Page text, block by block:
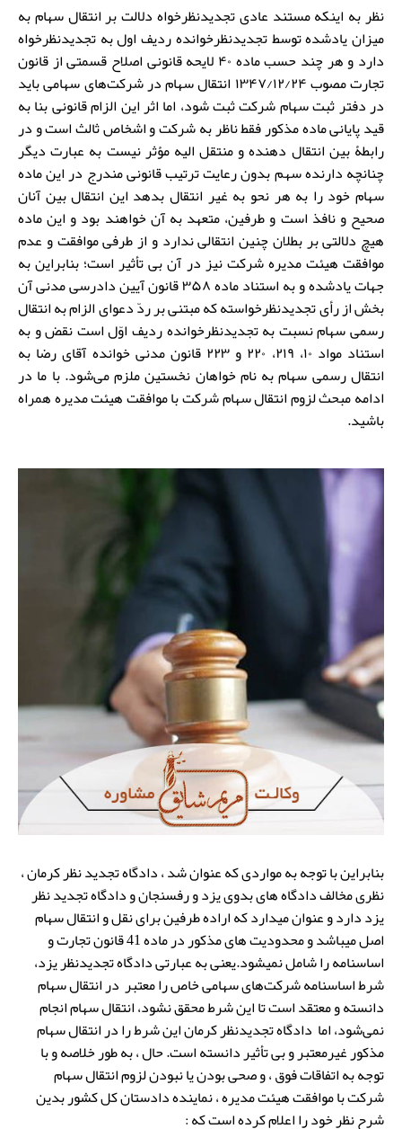
نظر به اینکه مستند عادی تجدیدنظرخواه دلالت بر انتقال سهام به
میزان یادشده توسط تجدیدنظرخوانده ردیف اول به تجدیدنظرخواه
دارد و هر چند حسب ماده ۴۰ لایحه قانونی اصلاح قسمتی از قانون
تجارت مصوب ۱۳۴۷/۱۲/۲۴ انتقال سهام در شرکت‌های سهامی باید
در دفتر ثبت سهام شرکت ثبت شود، اما اثر این الزام قانونی بنا به
قید پایانی ماده مذکور فقط ناظر به شرکت و اشخاص ثالث است و در
رابطۀ بین انتقال دهنده و منتقل الیه مؤثر نیست به عبارت دیگر
چنانچه دارنده سهم بدون رعایت ترتیب قانونی مندرج در این ماده
سهام خود را به هر نحو به غیر انتقال بدهد این انتقال بین آنان
صحیح و نافذ است و طرفین، متعهد به آن خواهند بود و این ماده
هیچ دلالتی بر بطلان چنین انتقالی ندارد و از طرفی موافقت و عدم
موافقت هیئت مدیره شرکت نیز در آن بی تأثیر است؛ بنابراین به
جهات یادشده و به استناد ماده ۳۵۸ قانون آیین دادرسی مدنی آن
بخش از رأی تجدیدنظرخواسته که مبتنی بر ردّ دعوای الزام به انتقال
رسمی سهام نسبت به تجدیدنظرخوانده ردیف اوّل است نقض و به
استناد مواد ۱۰، ۲۱۹، ۲۲۰ و ۲۲۳ قانون مدنی خوانده آقای رضا به
انتقال رسمی سهام به نام خواهان نخستین ملزم می‌شود. با ما در
ادامه مبحث لزوم انتقال سهام شرکت با موافقت هیئت مدیره همراه
باشید.
بنابراین با توجه به مواردی که عنوان شد ، دادگاه تجدید نظر کرمان ،
نظری مخالف دادگاه های بدوی یزد و رفسنجان و دادگاه تجدید نظر
یزد دارد و عنوان میدارد که اراده طرفین برای نقل و انتقال سهام
اصل میباشد و محدودیت های مذکور در ماده 41 قانون تجارت و
اساسنامه را شامل نمیشود.یعنی به عبارتی دادگاه تجدیدنظر یزد،
شرط اساسنامه شرکت‌های سهامی خاص را معتبر در انتقال سهام
دانسته و معتقد است تا این شرط محقق نشود، انتقال سهام انجام
نمی‌شود، اما دادگاه تجدیدنظر کرمان این شرط را در انتقال سهام
مذکور غیرمعتبر و بی تأثیر دانسته است. حال ، به طور خلاصه و با
توجه به اتفاقات فوق ، و صحی بودن یا نبودن لزوم انتقال سهام
شرکت با موافقت هیئت مدیره ، نماینده دادستان کل کشور بدین
شرح نظر خود را اعلام کرده است که :